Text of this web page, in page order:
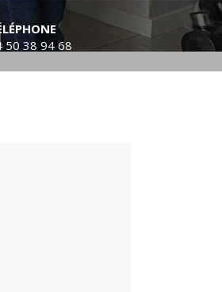
50 38 94 68